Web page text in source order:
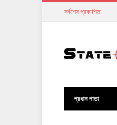
সর্বশেষ প্রকাশিত
প্রধান পাতা